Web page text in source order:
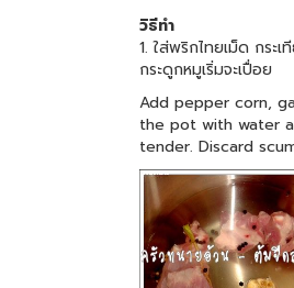
วิธีทำ
1. ใส่พริกไทยเม็ด กระ
กระดูกหมูเริ่มจะเปื่อย
Add pepper corn,
the pot with water
tender. Discard